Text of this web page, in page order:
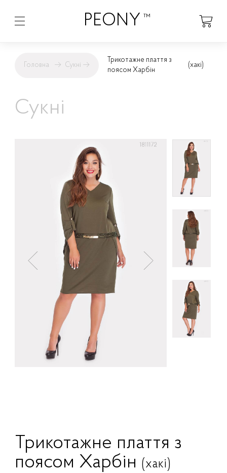
PEONY ™
Головна → Сукні →
Трикотажне плаття з
поясом Харбін
(хакі)
Сукні
Трикотажне плаття з
поясом Харбін (хакі)